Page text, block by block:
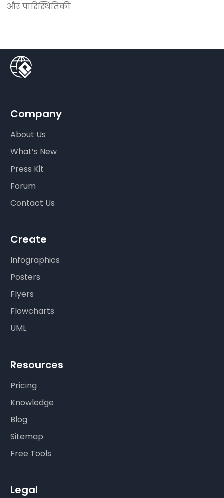
और पारिस्थितिकी
Company
About Us
What’s New
Press Kit
Forum
Contact Us
Create
Infographics
Posters
Flyers
Flowcharts
UML
Resources
Pricing
Knowledge
Blog
Sitemap
Free Tools
Legal